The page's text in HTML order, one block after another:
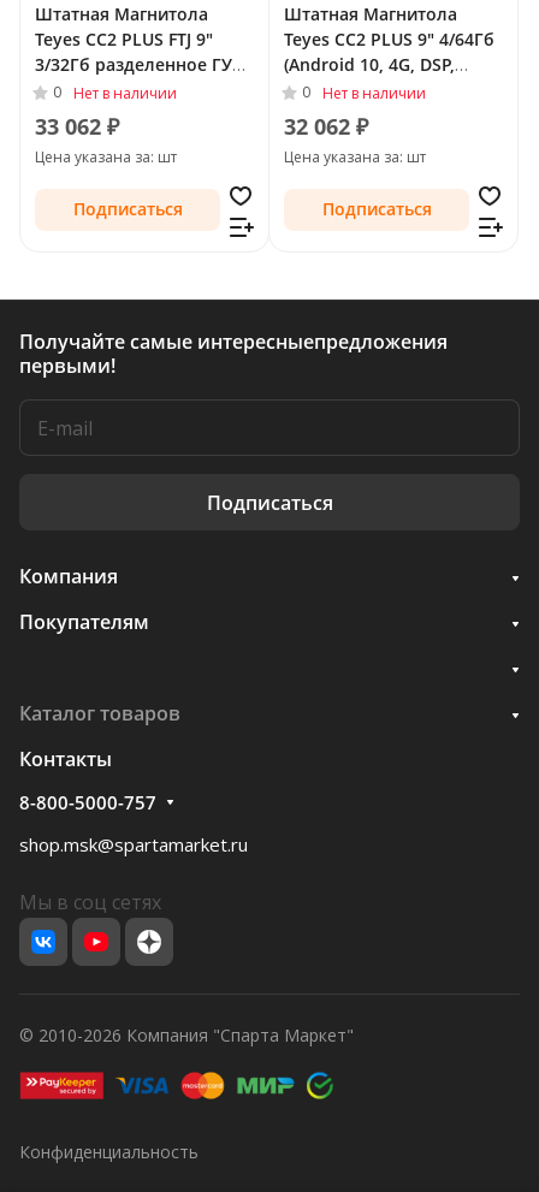
Штатная Магнитола
Teyes CC2 PLUS FTJ 9"
3/32Гб разделенное ГУ
(Android 10, 4G, DSP,
QLed) для Chrysler
Voyager V Рестайлинг
2011 - 2016
0 Нет в наличии
33 062 ₽
Цена указана за: шт
Подписаться
Штатная Магнитола
Teyes CC2 PLUS 9" 4/64Гб
(Android 10, 4G, DSP,
QLed) для Chrysler
Voyager V Рестайлинг
2011 - 2016
0 Нет в наличии
32 062 ₽
Цена указана за: шт
Подписаться
Получайте самые интересныепредложения
первыми!
Подписаться
Компания
Покупателям
Каталог товаров
Контакты
8-800-5000-757
shop.msk@spartamarket.ru
Мы в соц сетях
© 2010-2026 Компания "Спарта Маркет"
Конфиденциальность